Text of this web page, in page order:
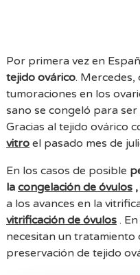
Por primera vez en
tejido ovárico. Mercedes,
tumoraciones en los
sano se congeló para
Gracias al tejido ovárico
vitro el pasado mes de
En los casos de posible
la congelación de óvulos
a los avances en la
vitrificación de óvulos .
necesitan un
preservación de tejido